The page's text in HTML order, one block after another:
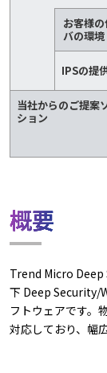
お客様
バの環境
IPSの提
当社からのご提案
ション
概要
Trend Micro
下 Deep Security/
フトウェアです。
対応しており、幅